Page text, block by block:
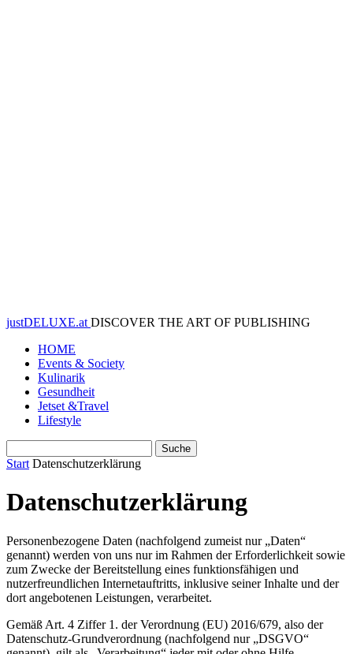
justDELUXE.at DISCOVER THE ART OF PUBLISHING
HOME
Events & Society
Kulinarik
Gesundheit
Jetset &Travel
Lifestyle
Start Datenschutzerklärung
Datenschutzerklärung
Personenbezogene Daten (nachfolgend zumeist nur „Daten“
genannt) werden von uns nur im Rahmen der Erforderlichkeit sowie
zum Zwecke der Bereitstellung eines funktionsfähigen und
nutzerfreundlichen Internetauftritts, inklusive seiner Inhalte und der
dort angebotenen Leistungen, verarbeitet.
Gemäß Art. 4 Ziffer 1. der Verordnung (EU) 2016/679, also der
Datenschutz-Grundverordnung (nachfolgend nur „DSGVO“